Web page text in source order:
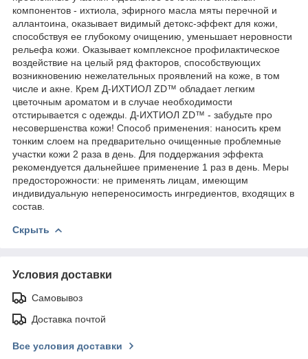
компонентов - ихтиола, эфирного масла мяты перечной и
аллантоина, оказывает видимый детокс-эффект для кожи,
способствуя ее глубокому очищению, уменьшает неровности
рельефа кожи. Оказывает комплексное профилактическое
воздействие на целый ряд факторов, способствующих
возникновению нежелательных проявлений на коже, в том
числе и акне. Крем Д-ИХТИОЛ ZD™ обладает легким
цветочным ароматом и в случае необходимости
отстирывается с одежды. Д-ИХТИОЛ ZD™ - забудьте про
несовершенства кожи! Способ применения: наносить крем
тонким слоем на предварительно очищенные проблемные
участки кожи 2 раза в день. Для поддержания эффекта
рекомендуется дальнейшее применение 1 раз в день. Меры
предосторожности: не применять лицам, имеющим
индивидуальную непереносимость ингредиентов, входящих в
состав.
Скрыть
Условия доставки
Самовывоз
Доставка почтой
Все условия доставки